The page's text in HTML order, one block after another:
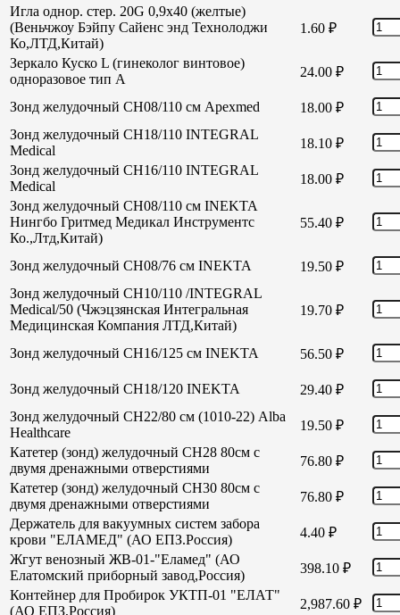
Игла однор. стер. 20G 0,9х40 (желтые)
(Веньчжоу Бэйпу Сайенс энд Технолоджи
Ко,ЛТД,Китай)
1.60 ₽
Зеркало Куско L (гинеколог винтовое)
одноразовое тип А
24.00 ₽
Зонд желудочный СН08/110 см Apexmed 18.00 ₽
Зонд желудочный СН18/110 INTEGRAL
Medical
18.10 ₽
Зонд желудочный СН16/110 INTEGRAL
Medical
18.00 ₽
Зонд желудочный СН08/110 см INEKTA
Нингбо Гритмед Медикал Инструментс
Ко.,Лтд,Китай)
55.40 ₽
Зонд желудочный СН08/76 см INEKTA 19.50 ₽
Зонд желудочный СН10/110 /INTEGRAL
Medical/50 (Чжэцзянская Интегральная
Медицинская Компания ЛТД,Китай)
19.70 ₽
Зонд желудочный СН16/125 см INEKTA 56.50 ₽
Зонд желудочный СН18/120 INEKTA 29.40 ₽
Зонд желудочный СН22/80 см (1010-22) Alba
Healthcare
19.50 ₽
Катетер (зонд) желудочный СН28 80см с
двумя дренажными отверстиями
76.80 ₽
Катетер (зонд) желудочный СН30 80см с
двумя дренажными отверстиями
76.80 ₽
Держатель для вакуумных систем забора
крови "ЕЛАМЕД" (АО ЕПЗ.Россия)
4.40 ₽
Жгут венозный ЖВ-01-"Еламед" (АО
Елатомский приборный завод,Россия)
398.10 ₽
Контейнер для Пробирок УКТП-01 "ЕЛАТ"
(АО ЕПЗ,Россия)
2,987.60 ₽